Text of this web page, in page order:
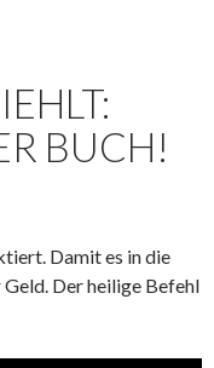
BUCH!
Damit es in die
Der heilige Befehl